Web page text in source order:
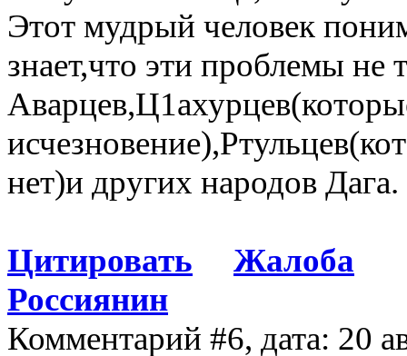
Этот мудрый человек
знает,что эти проблемы не
нет)и других народов Дага.
Цитировать
Жалоба
Россиянин
Комментарий #6, дата: 20